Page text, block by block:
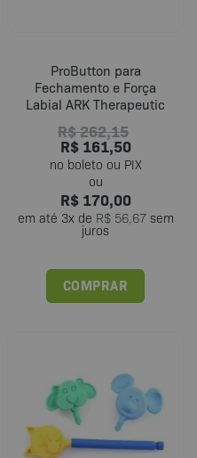
ProButton para
Fechamento e Força
Labial ARK Therapeutic
R$262,15
R$161,50
R$170,00
em até 3x de R$56,67sem
juros
COMPRAR